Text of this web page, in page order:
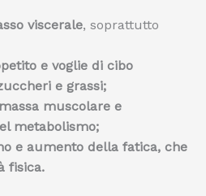
viscerale, soprattutto
e voglie di cibo
e grassi;
muscolare e
metabolismo;
e aumento della fatica, che
fisica.